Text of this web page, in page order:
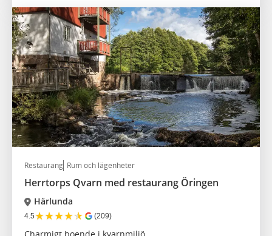
Restaurang Rum och lägenheter
Herrtorps Qvarn med restaurang Öringen
Härlunda
4.5★★★★★ (209)